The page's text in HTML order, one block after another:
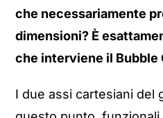
che necessariamente
dimensioni? È
che interviene il Bubble
I due assi cartesiani del